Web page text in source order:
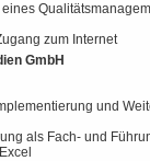
zum Internet
GmbH
und
als Fach- und